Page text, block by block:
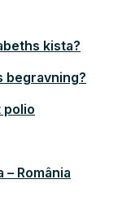
kista?
begravning?
polio
România